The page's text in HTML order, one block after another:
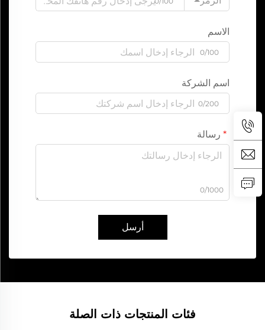
الاسم
0/100
اسم الشركة
0/200
رسالة
0/1000
أرسل
فئات المنتجات ذات الصلة